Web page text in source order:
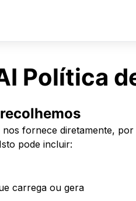
Política
fornece diretamente,
pode incluir:
carrega ou gera